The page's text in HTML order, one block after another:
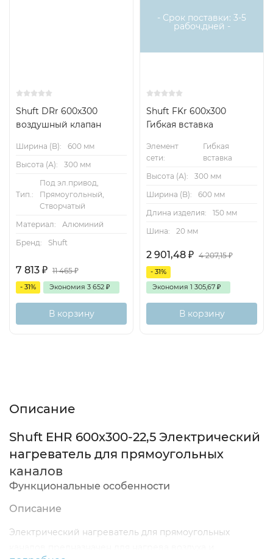
Shuft DRr 600x300
воздушный клапан
Ширина (B):
600 мм
Высота (А):
300 мм
Тип.:
Под эл.привод,
Прямоугольный,
Створчатый
Материал:
Алюминий
Бренд:
Shuft
7 813 ₽ 11 465₽
- 31% Экономия 3 652 ₽
В корзину
- Срок поставки: 3-5
рабоч.дней -
Shuft FKr 600x300
Гибкая вставка
Элемент
сети:
Гибкая
вставка
Высота (А):
300 мм
Ширина (B):
600 мм
Длина изделия:
150 мм
Шина:
20 мм
2 901,48 ₽ 4 207,15₽
- 31%
Экономия 1 305,67 ₽
В корзину
Описание
Shuft EHR 600x300-22,5 Электрический
нагреватель для прямоугольных
каналов
Функциональные особенности
Описание
Электрический нагреватель для прямоугольных